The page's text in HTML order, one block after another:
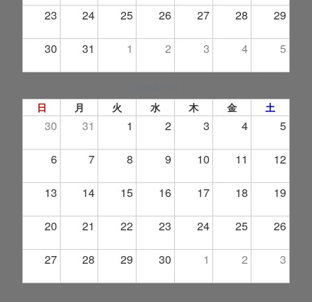
23 24 25 26 27 28 29
30 31 1 2 3 4 5
日 月 火 水 木 金 土
30 31 1 2 3 4 5
6 7 8 9 10 11 12
13 14 15 16 17 18 19
20 21 22 23 24 25 26
27 28 29 30 1 2 3